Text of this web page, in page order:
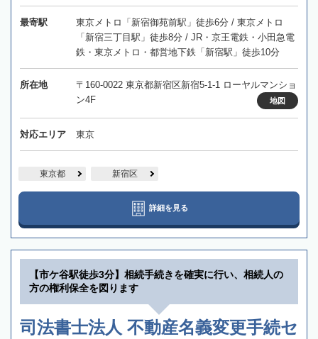
最寄駅
東京メトロ「新宿御苑前駅」徒歩6分 / 東京メトロ
「新宿三丁目駅」徒歩8分 / JR・京王電鉄・小田急電
鉄・東京メトロ・都営地下鉄「新宿駅」徒歩10分
所在地
〒160-0022 東京都新宿区新宿5-1-1 ローヤルマンショ
ン4F
地図
対応エリア 東京
東京都 新宿区
詳細を見る
【市ケ谷駅徒歩3分】相続手続きを確実に行い、相続人の
方の権利保全を図ります
司法書士法人 不動産名義変更手続セ